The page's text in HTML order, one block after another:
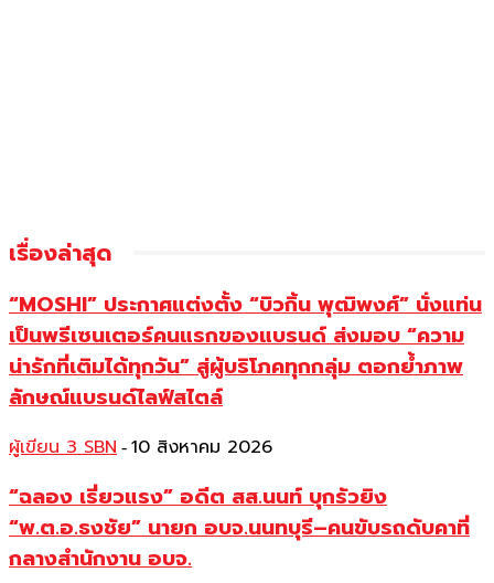
เรื่องล่าสุด
“MOSHI” ประกาศแต่งตั้ง “บิวกิ้น พุฒิพงศ์” นั่งแท่น
เป็นพรีเซนเตอร์คนแรกของแบรนด์ ส่งมอบ “ความ
น่ารักที่เติมได้ทุกวัน” สู่ผู้บริโภคทุกกลุ่ม ตอกย้ำภาพ
ลักษณ์แบรนด์ไลฟ์สไตล์
ผู้เขียน 3 SBN - 10 สิงหาคม 2026
“ฉลอง เรี่ยวแรง” อดีต สส.นนท์ บุกรัวยิง
“พ.ต.อ.ธงชัย” นายก อบจ.นนทบุรี–คนขับรถดับคาที่
กลางสำนักงาน อบจ.